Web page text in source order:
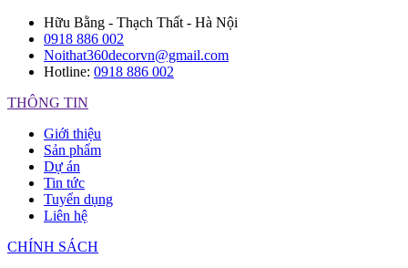
Hữu Bằng - Thạch Thất - Hà Nội
0918 886 002
Noithat360decorvn@gmail.com
Hotline: 0918 886 002
THÔNG TIN
Giới thiệu
Sản phẩm
Dự án
Tin tức
Tuyển dụng
Liên hệ
CHÍNH SÁCH